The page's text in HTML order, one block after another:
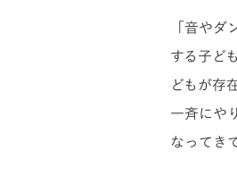
「音やダ
する子ど
どもが存
一斉にや
なってき